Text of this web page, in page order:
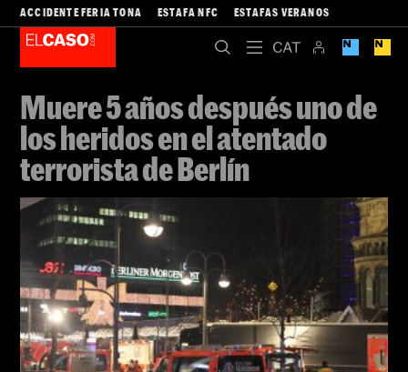
ACCIDENTE FERIA TONA ESTAFA NFC ESTAFAS VERANOS
Muere 5 años después uno de
los heridos en el atentado
terrorista de Berlín